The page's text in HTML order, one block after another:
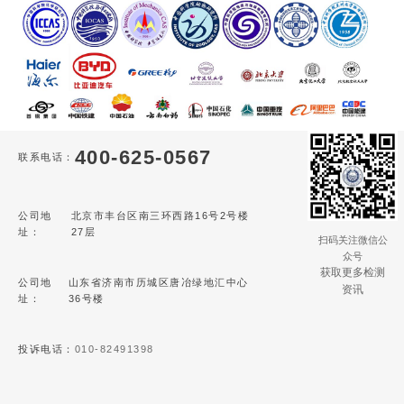
联系电话： 400-625-0567
公司地
址：
北京市丰台区南三环西路16号2号楼
27层
公司地
址：
山东省济南市历城区唐冶绿地汇中心
36号楼
投诉电话： 010-82491398
扫码关注微信公
众号
获取更多检测
资讯